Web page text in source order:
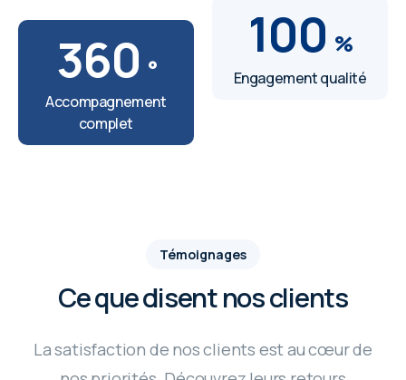
360 °
Accompagnement
complet
100 %
Engagement qualité
Témoignages
Ce que disent nos clients
La satisfaction de nos clients est au cœur de